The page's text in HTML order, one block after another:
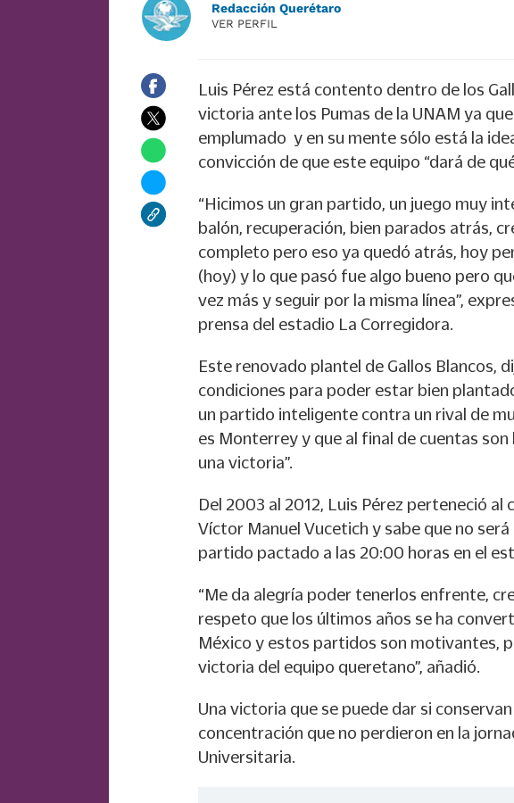
Redacción Querétaro
VER PERFIL
Luis Pérez está contento dentro de los
victoria ante los Pumas de la UNAM ya
emplumado y en su mente sólo está la
convicción de que este equipo “dará de
“Hicimos un gran partido, un juego muy
balón, recuperación, bien parados atrás,
completo pero eso ya quedó atrás, hoy
(hoy) y lo que pasó fue algo bueno pero
vez más y seguir por la misma línea”,
prensa del estadio La Corregidora.
Este renovado plantel de Gallos Blancos,
condiciones para poder estar bien
un partido inteligente contra un rival de
es Monterrey y que al final de cuentas
una victoria”.
Del 2003 al 2012, Luis Pérez perteneció al
Víctor Manuel Vucetich y sabe que no será
partido pactado a las 20:00 horas en el
“Me da alegría poder tenerlos enfrente,
respeto que los últimos años se ha
México y estos partidos son motivantes,
victoria del equipo queretano”, añadió.
Una victoria que se puede dar si
concentración que no perdieron en la
Universitaria.